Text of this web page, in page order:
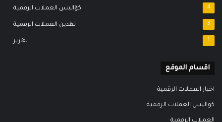
كواليس العملات الرقمية 4
تعدين العملات الرقمية 3
تقارير 1
اقسام الموقع
اخبار العملات الرقمية
كواليس العملات الرقمية
العملات الرقمية